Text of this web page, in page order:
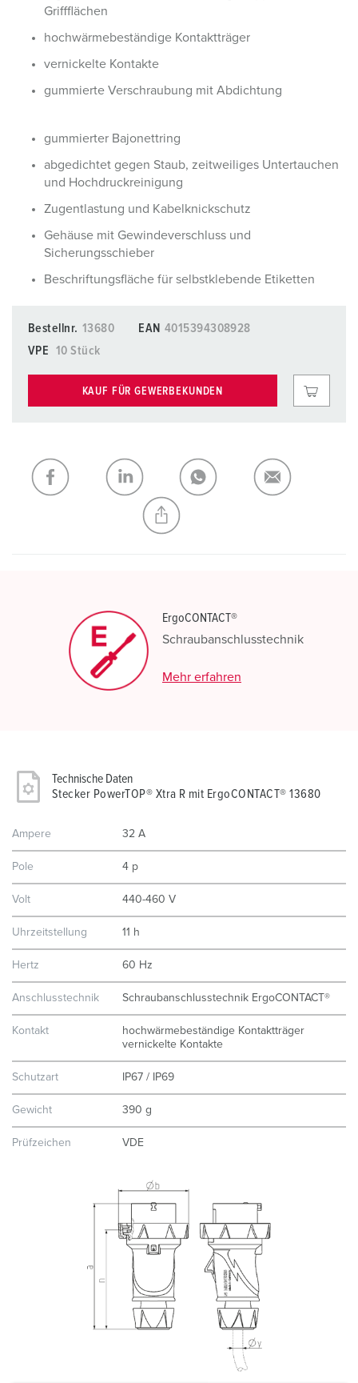
Griffflächen
hochwärmebeständige Kontaktträger
vernickelte Kontakte
gummierte Verschraubung mit Abdichtung
gummierter Bajonettring
abgedichtet gegen Staub, zeitweiliges Untertauchen
und Hochdruckreinigung
Zugentlastung und Kabelknickschutz
Gehäuse mit Gewindeverschluss und
Sicherungsschieber
Beschriftungsfläche für selbstklebende Etiketten
Bestellnr. 13680 EAN 4015394308928
VPE
10 Stück
KAUF FÜR GEWERBEKUNDEN
ErgoCONTACT®
Schraubanschlusstechnik
Mehr erfahren
Technische Daten
Stecker PowerTOP® Xtra R mit ErgoCONTACT® 13680
Ampere 32 A
Pole 4 p
Volt 440-460 V
Uhrzeitstellung 11 h
Hertz 60 Hz
Anschlusstechnik Schraubanschlusstechnik ErgoCONTACT®
Kontakt
hochwärmebeständige Kontaktträger
vernickelte Kontakte
Schutzart IP67 / IP69
Gewicht 390 g
Prüfzeichen VDE